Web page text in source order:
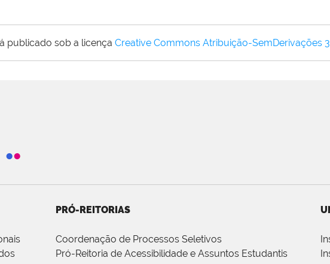
publicado sob a licença Creative Commons Atribuição-SemDerivações
PRÓ-REITORIAS
Coordenação de Processos Seletivos
Pró-Reitoria de Acessibilidade e Assuntos Estudantis